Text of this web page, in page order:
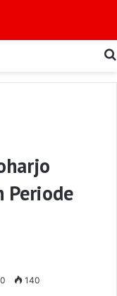
Periode
0 140